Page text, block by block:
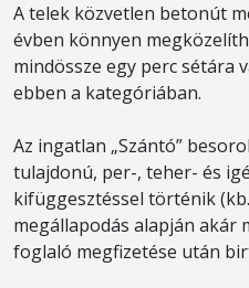
A telek közvetlen betonút
évben könnyen
mindössze egy perc sétára
ebben a kategóriában.
Az ingatlan „Szántó”
tulajdonú, per-, teher- és
kifüggesztéssel történik
megállapodás alapján akár
foglaló megfizetése után